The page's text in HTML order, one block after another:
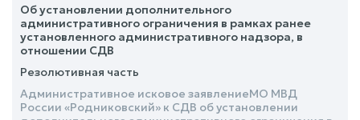
Об установлении дополнительного
административного ограничения в рамках ранее
установленного административного надзора, в
отношении СДВ
Резолютивная часть
Административное исковое заявлениеМО МВД
России «Родниковский» к СДВ об установлении